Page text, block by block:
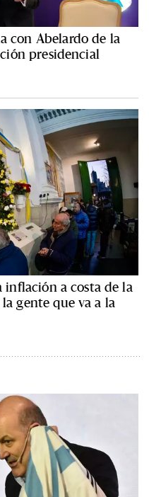
con Abelardo de la
presidencial
inflación a costa de la
gente que va a la